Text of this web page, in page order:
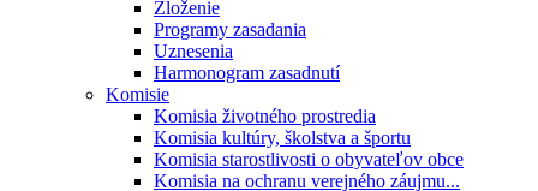
Zloženie
Programy zasadania
Uznesenia
Harmonogram zasadnutí
Komisie
Komisia životného prostredia
Komisia kultúry, školstva a športu
Komisia starostlivosti o obyvateľov obce
Komisia na ochranu verejného záujmu...